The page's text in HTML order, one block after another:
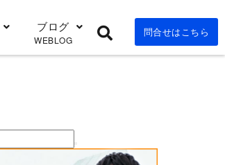
ブログ
WEBLOG
問合せはこちら